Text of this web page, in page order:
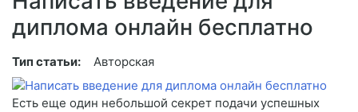
диплома онлайн бесплатно
Тип статьи: Авторская
Есть еще один небольшой секрет подачи успешных